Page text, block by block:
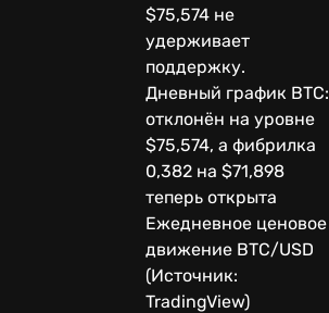
$75,574 не
удерживает
поддержку.
Дневный график BTC:
отклонён на уровне
$75,574, а фибрилка
0,382 на $71,898
теперь открыта
Ежедневное ценовое
движение BTC/USD
(Источник:
TradingView)